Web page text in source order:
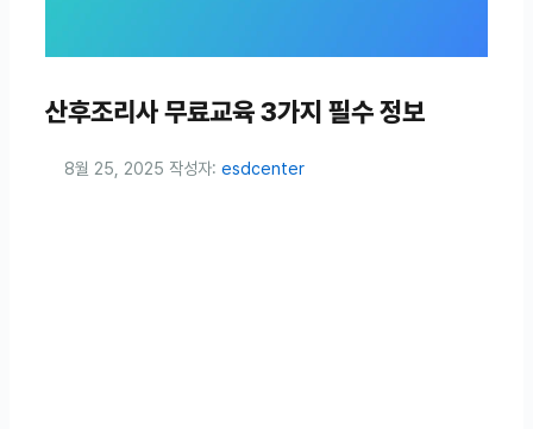
산후조리사 무료교육 3가지 필수 정보
8월 25, 2025 작성자: esdcenter